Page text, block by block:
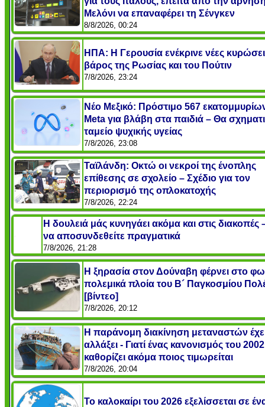
Μελόνι να επαναφέρει τη Σένγκεν
8/8/2026, 00:24
ΗΠΑ: Η Γερουσία ενέκρινε νέες
βάρος της Ρωσίας και του Πούτιν
7/8/2026, 23:24
Νέο Μεξικό: Πρόστιμο 567
Meta για βλάβη στα παιδιά – Θα
ταμείο ψυχικής υγείας
7/8/2026, 23:08
Ταϊλάνδη: Οκτώ οι νεκροί της ένοπλης
επίθεσης σε σχολείο – Σχέδιο για τον
περιορισμό της οπλοκατοχής
7/8/2026, 22:24
Η δουλειά μάς κυνηγάει ακόμα και στις
να αποσυνδεθείτε πραγματικά
7/8/2026, 21:28
Η ξηρασία στον Δούναβη φέρνει στο
πολεμικά πλοία του Β´ Παγκοσμίου
[βίντεο]
7/8/2026, 20:12
Η παράνομη διακίνηση μεταναστών
αλλάξει - Γιατί ένας κανονισμός του 2002
καθορίζει ακόμα ποιος τιμωρείται
7/8/2026, 20:04
Το καλοκαίρι του 2026 εξελίσσεται σε